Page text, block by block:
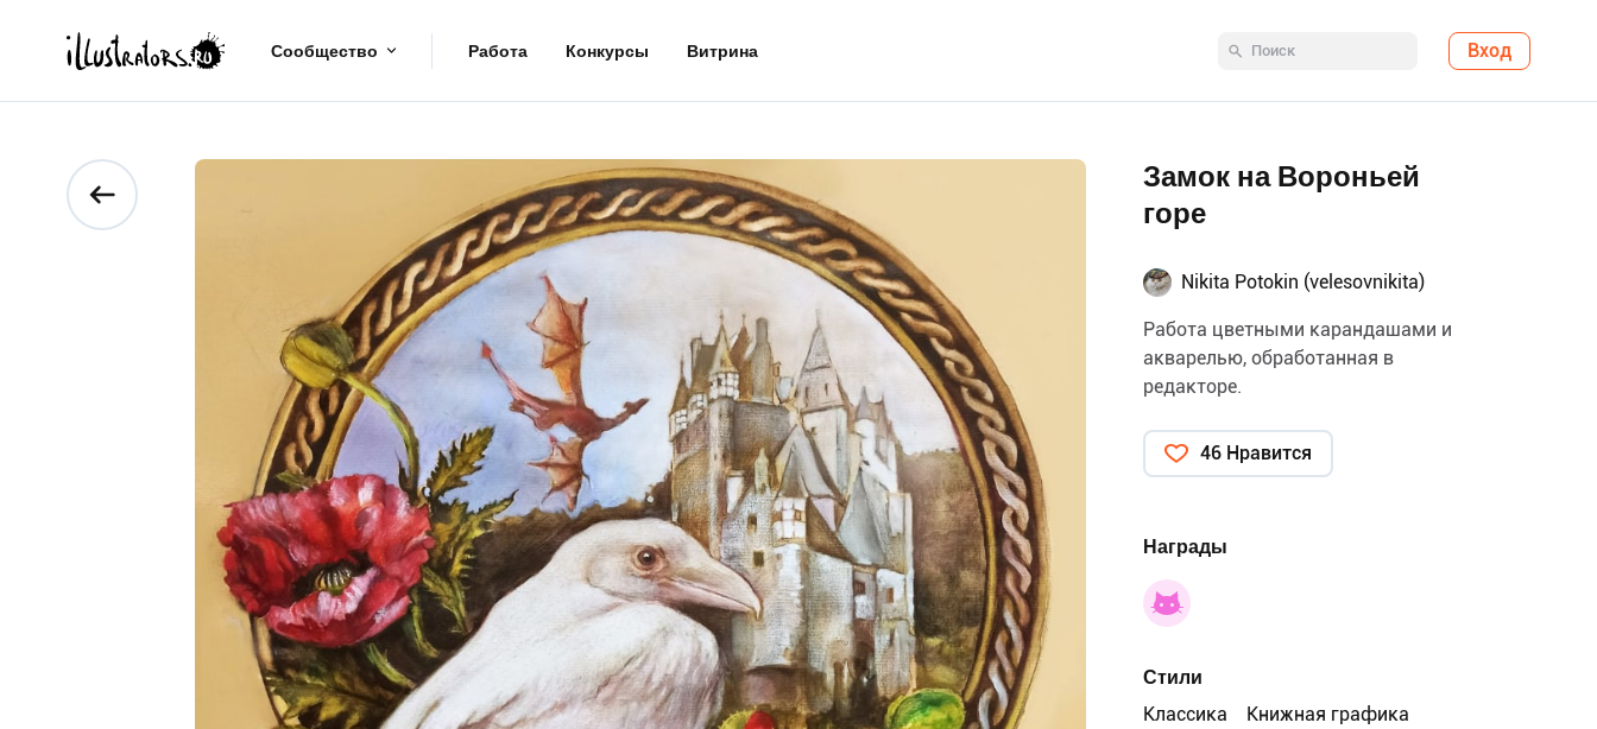
Сообщество Работа Конкурсы Витрина Вход
Замок на Вороньей
горе
Nikita Potokin (velesovnikita)
Работа цветными карандашами и
акварелью, обработанная в
редакторе.
46 Нравится
Награды
Стили
Классика
Книжная графика